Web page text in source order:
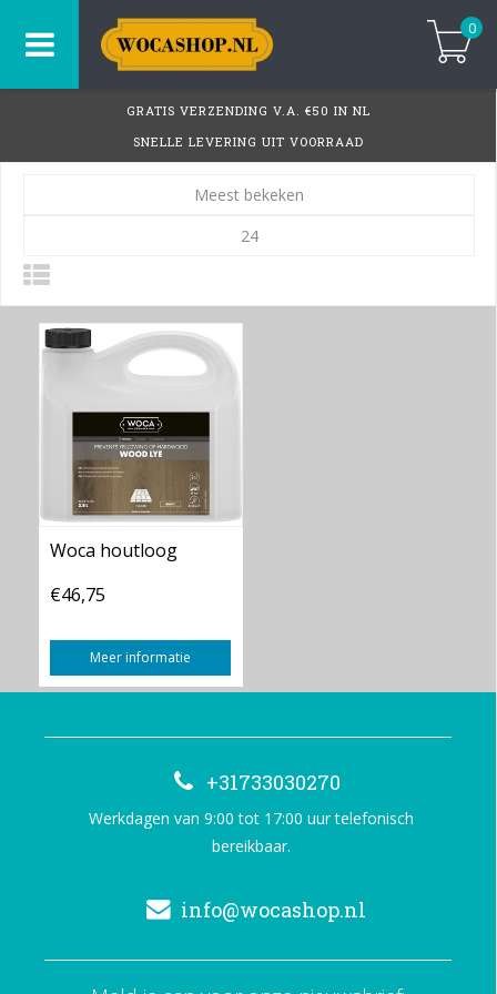
0
GRATIS VERZENDING V.A. €50 IN NL
SNELLE LEVERING UIT VOORRAAD
Meest bekeken
24
Woca houtloog
€46,75
Meer informatie
+31733030270
Werkdagen van 9:00 tot 17:00 uur telefonisch
bereikbaar.
info@wocashop.nl